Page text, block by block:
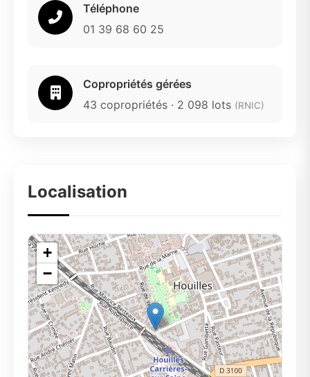
Téléphone
01 39 68 60 25
Copropriétés gérées
43 copropriétés · 2 098 lots (RNIC)
Localisation
+
−